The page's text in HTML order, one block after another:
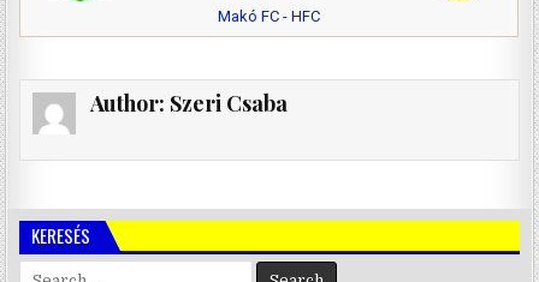
Makó FC - HFC
Author: Szeri Csaba
KERESÉS
Search